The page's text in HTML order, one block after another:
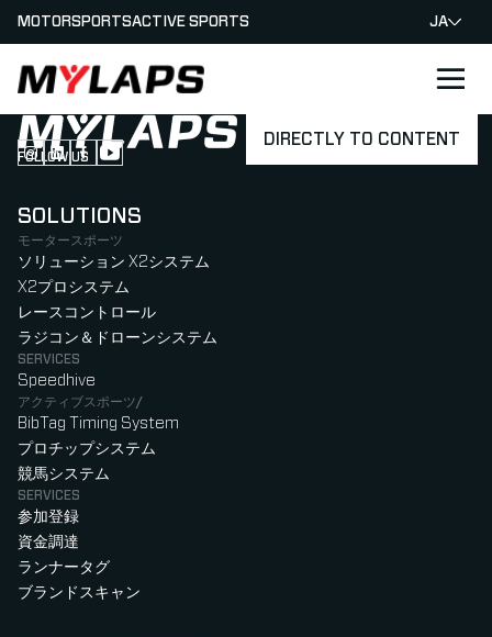
DIRECTLY TO CONTENT
LOGO MYLAPS - JAPAN
MOTORSPORTSACTIVE SPORTS JA
FOLLOW US
Follow us on Instagram (Opens in new tab)
Follow us on LinkedIn (Opens in new tab)
Follow us on Facebook (Opens in new tab)
Follow us on YouTube (Opens in new tab)
SOLUTIONS
モータースポーツ
ソリューション X2システム
X2プロシステム
レースコントロール
ラジコン＆ドローンシステム
SERVICES
Speedhive
アクティブスポーツ/
BibTag Timing System
プロチップシステム
競馬システム
SERVICES
参加登録
資金調達
ランナータグ
ブランドスキャン